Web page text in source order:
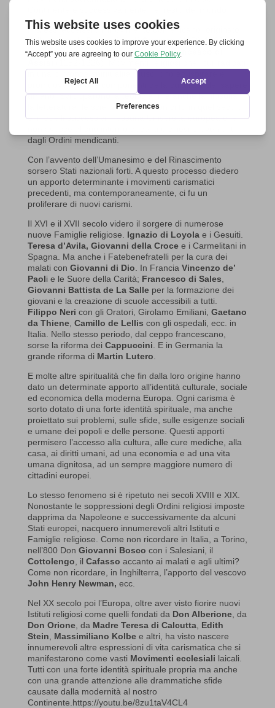
Fra essi eccelsero il movimento domenicano, originato
dallo spagnoloDomenico di Guzman(1170-1221) e
quello francescano, nato in Italia daFrancesco di
in una profonda spiritualità, riuscirono ad ispirare e
promuovere molte componenti della cultura e del sapere
umano. Svilupparono la teologia, ma anche la filosofia,
la letteratura, le scienze, le arti. Non ci fu in quel secolo,
e in quelli successivi, nessuna Università europea che
dagli Ordini mendicanti.
Con l’avvento dell’Umanesimo e del Rinascimento
sorsero Stati nazionali forti. A questo processo diedero
un apporto determinante i movimenti carismatici
precedenti, ma contemporaneamente, ci fu un
proliferare di nuovi carismi.
Il XVI e il XVII secolo videro il sorgere di numerose
nuove Famiglie religiose. Ignazio di Loyolae i Gesuiti.
Teresa d’Avila, Giovanni della Crocee i Carmelitani in
Spagna. Ma anche i Fatebenefratelli per la cura dei
malati con Giovanni di Dio . In Francia Vincenzo de’
Paoli e le Suore della Carità; Francesco di Sales
Giovanni Battista de La Salleper la formazione dei
giovani e la creazione di scuole accessibili a tutti.
Filippo Neri con gli Oratori, Girolamo Emiliani, Gaetano
da Thiene, Camillo de Lellis con gli ospedali, ecc. in
Italia. Nello stesso periodo, dal ceppo francescano,
sorse la riforma dei Cappuccini . E in Germania la
grande riforma di Martin Lutero
E molte altre spiritualità che fin dalla loro origine hanno
dato un determinate apporto all’identità culturale, sociale
ed economica della moderna Europa. Ogni carisma è
sorto dotato di una forte identità spirituale, ma anche
proiettato sui problemi, sulle sfide, sulle esigenze sociali
e umane dei popoli e delle persone. Questi apporti
permisero l’accesso alla cultura, alle cure mediche, alla
casa, ai diritti umani, ad una economia e ad una vita
umana dignitosa, ad un sempre maggiore numero di
cittadini europei.
Lo stesso fenomeno si è ripetuto nei secoli XVIII e XIX.
Nonostante le soppressioni degli Ordini religiosi imposte
dapprima da Napoleone e successivamente da alcuni
Stati europei, nacquero innumerevoli altri Istituti e
Famiglie religiose. Come non ricordare in Italia, a Torino,
nell’800 Don Giovanni Bosco con i Salesiani, il
Cottolengo , il Cafasso accanto ai malati e agli ultimi?
Come non ricordare, in Inghilterra, l’apporto del vescovo
John Henry Newman, ecc.
Nel XX secolo poi l’Europa, oltre aver visto fiorire nuovi
Istituti religiosi come quelli fondati da Don Alberione, da
Don Orione, da Madre Teresa di Calcutta, Edith
Stein
Massimiliano Kolbee altri, ha visto nascere
innumerevoli altre espressioni di vita carismatica che si
manifestarono come vasti Movimenti ecclesiali laicali.
Tutti con una forte identità spirituale propria ma anche
con una grande attenzione alle drammatiche sfide
causate dalla modernità al nostro
Continente.https://youtu.be/8zu1taV4CL4